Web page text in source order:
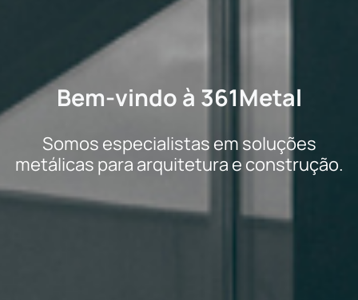
Bem-vindo à 361Metal
Somos especialistas em soluções
metálicas para arquitetura e construção.